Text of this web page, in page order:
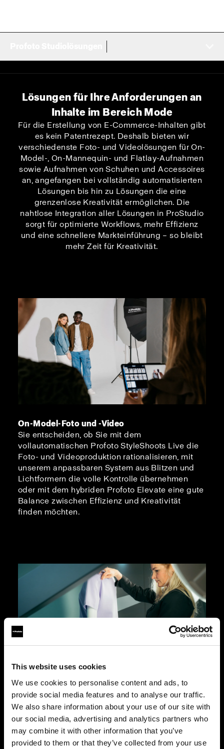
This website uses cookies
We use cookies to personalise content and ads, to
provide social media features and to analyse our traffic.
We also share information about your use of our site with
our social media, advertising and analytics partners who
may combine it with other information that you’ve
provided to them or that they’ve collected from your use
Lösungen für Ihre Anforderungen an
Inhalte im Bereich Mode
Für die Erstellung von E-Commerce-Inhalten gibt
es kein Patentrezept. Deshalb bieten wir
verschiedenste Foto- und Videolösungen für On-
Model-, On-Mannequin- und Flatlay-Aufnahmen
sowie Aufnahmen von Schuhen und Accessoires
an, angefangen bei vollständig automatisierten
Lösungen bis hin zu Lösungen die eine
grenzenlose Kreativität ermöglichen. Die
nahtlose Integration aller Lösungen in ProStudio
sorgt für optimierte Workflows, mehr Effizienz
und eine schnellere Markteinführung – so bleibt
mehr Zeit für Kreativität.
On-Model-Foto und -Video
Sie entscheiden, ob Sie mit dem
vollautomatischen Profoto StyleShoots Live die
Foto- und Videoproduktion rationalisieren, mit
unserem anpassbaren System aus Blitzen und
Lichtformern die volle Kontrolle übernehmen
oder mit dem hybriden Profoto Elevate eine gute
Balance zwischen Effizienz und Kreativität
finden möchten.
On-Mannequin-Fotografie
Profoto StyleShoots Vertical liefert schnell und
einfach konsistente, hintergrundfreie Bilder. Für
Unternehmen, die nach kreativer Freiheit suchen,
bietet unsere anpassbare Lösung eine Vielzahl
von Möglichkeiten zur Lichtgestaltung, mit